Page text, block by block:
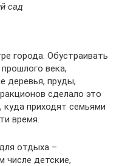
сад
города. Обустраивать
века,
деревья, пруды,
сделало это
приходят семьями
время.
отдыха –
числе детские,